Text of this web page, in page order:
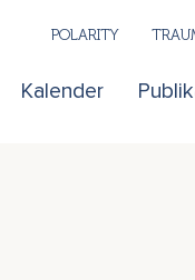
Kalender
POLARITY